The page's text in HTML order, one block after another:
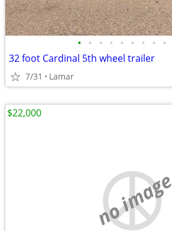
• • • • • • • • •
32 foot Cardinal 5th wheel trailer
7/31 Lamar
no image
$22,000